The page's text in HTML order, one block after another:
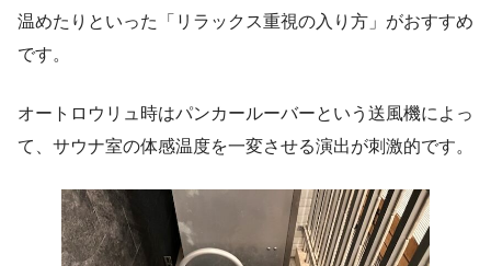
温めたりといった「リラックス重視の入り方」がおすすめ
です。
オートロウリュ時はパンカールーバーという送風機によっ
て、サウナ室の体感温度を一変させる演出が刺激的です。